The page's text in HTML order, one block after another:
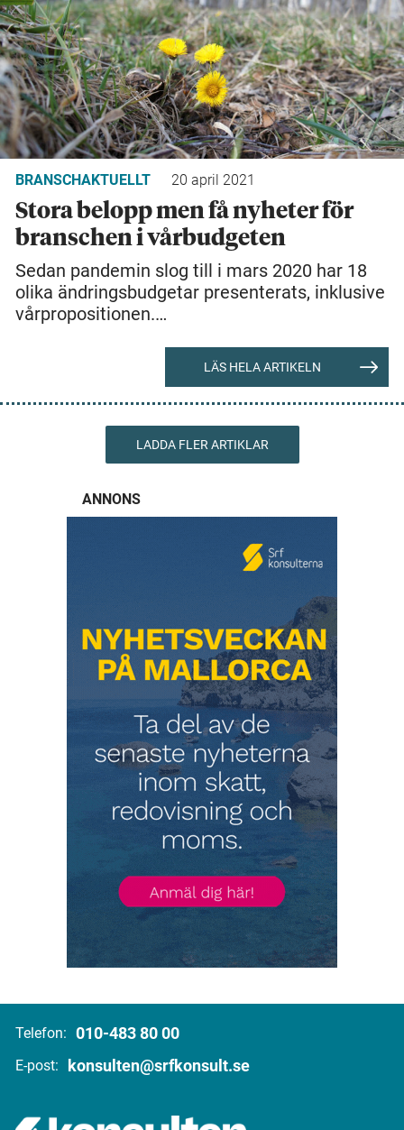
BRANSCHAKTUELLT 20 april 2021
Stora belopp men få nyheter för
branschen i vårbudgeten
Sedan pandemin slog till i mars 2020 har 18
olika ändringsbudgetar presenterats, inklusive
vårpropositionen.…
LÄS HELA ARTIKELN
LADDA FLER ARTIKLAR
ANNONS
Telefon: 010-483 80 00
E-post: konsulten@srfkonsult.se